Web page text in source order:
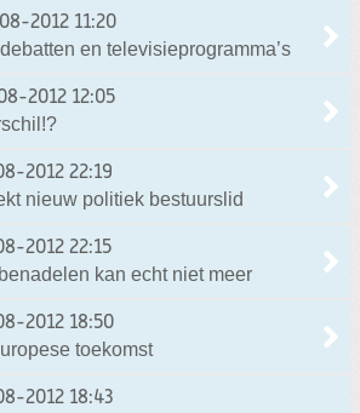
2012 11:20
en televisieprogramma’s
2012 12:05
2012 22:19
nieuw politiek bestuurslid
2012 22:15
kan echt niet meer
2012 18:50
toekomst
2012 18:43